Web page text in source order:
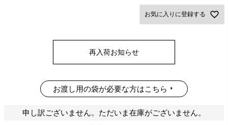
お気に入りに登録する
再入荷お知らせ
お渡し用の袋が必要な方はこちら
申し訳ございません。ただいま在庫がございません。